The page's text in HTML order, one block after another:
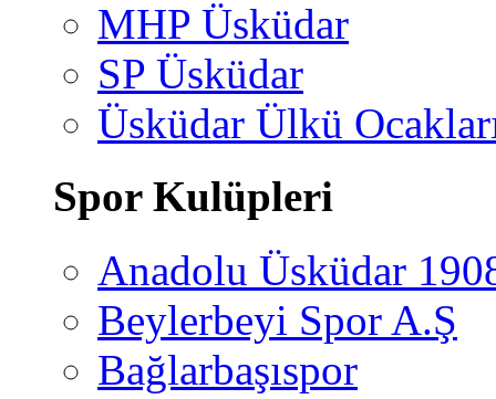
MHP Üsküdar
SP Üsküdar
Üsküdar Ülkü
Spor Kulüpleri
Anadolu Üsküdar
Beylerbeyi Spor A.Ş
Bağlarbaşıspor